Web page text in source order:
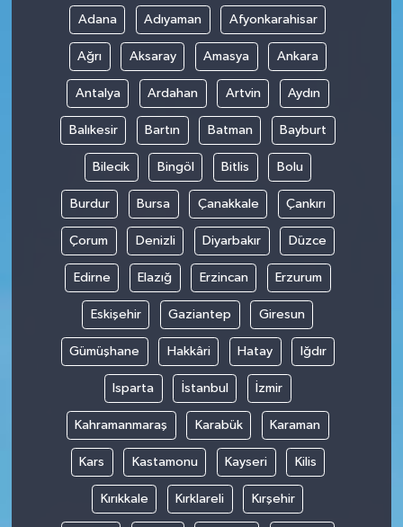
Adana Adıyaman Afyonkarahisar
Ağrı Aksaray Amasya Ankara
Antalya Ardahan Artvin Aydın
Balıkesir Bartın Batman Bayburt
Bilecik Bingöl Bitlis Bolu
Burdur Bursa Çanakkale Çankırı
Çorum Denizli Diyarbakır Düzce
Edirne Elazığ Erzincan Erzurum
Eskişehir Gaziantep Giresun
Gümüşhane Hakkâri Hatay Iğdır
Isparta İstanbul İzmir
Kahramanmaraş Karabük Karaman
Kars Kastamonu Kayseri Kilis
Kırıkkale Kırklareli Kırşehir